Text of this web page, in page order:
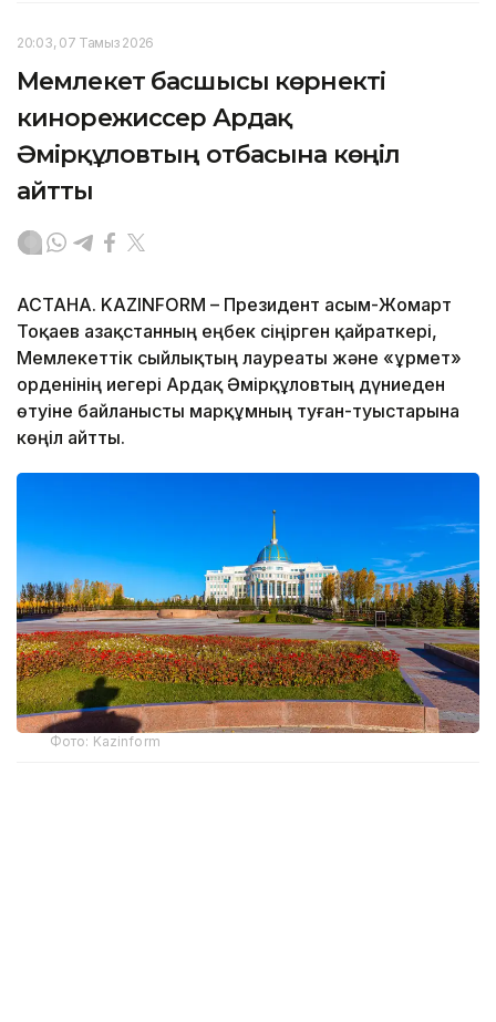
20:03, 07 Тамыз 2026
Мемлекет басшысы көрнекті
кинорежиссер Ардақ
Әмірқұловтың отбасына көңіл
айтты
АСТАНА. KAZINFORM – Президент Қасым-Жомарт
Тоқаев Қазақстанның еңбек сіңірген қайраткері,
Мемлекеттік сыйлықтың лауреаты және «Құрмет»
орденінің иегері Ардақ Әмірқұловтың дүниеден
өтуіне байланысты марқұмның туған-туыстарына
көңіл айтты.
Фото: Kazinform